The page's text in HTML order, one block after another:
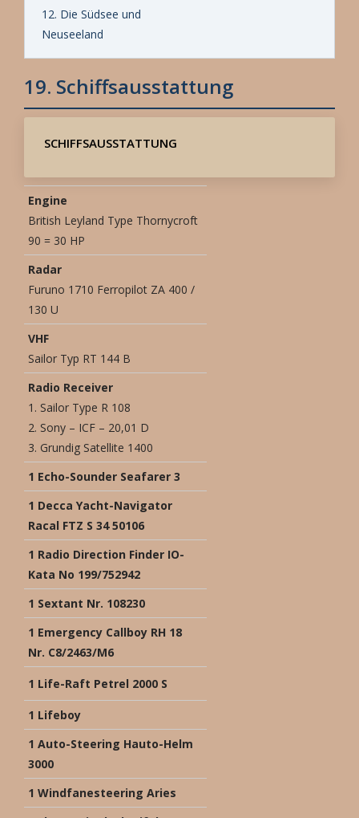
12. Die Südsee und
Neuseeland
19. Schiffsausstattung
SCHIFFSAUSSTATTUNG
Engine
British Leyland Type Thornycroft
90 = 30 HP
Radar
Furuno 1710 Ferropilot ZA 400 /
130 U
VHF
Sailor Typ RT 144 B
Radio Receiver
1. Sailor Type R 108
2. Sony – ICF – 20,01 D
3. Grundig Satellite 1400
1 Echo-Sounder Seafarer 3
1 Decca Yacht-Navigator
Racal FTZ S 34 50106
1 Radio Direction Finder IO-
Kata No 199/752942
1 Sextant Nr. 108230
1 Emergency Callboy RH 18
Nr. C8/2463/M6
1 Life-Raft Petrel 2000 S
1 Lifeboy
1 Auto-Steering Hauto-Helm
3000
1 Windfanesteering Aries